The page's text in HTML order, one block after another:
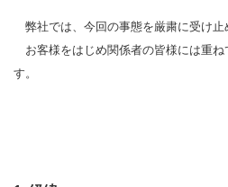
弊社では、今回の事態を厳粛に受け
お客様をはじめ関係者の皆様には重ね
す。